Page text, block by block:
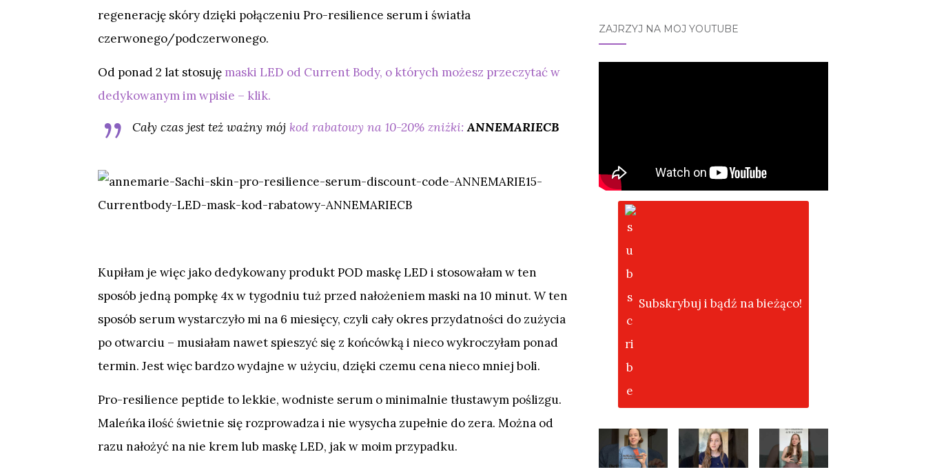
regenerację skóry dzięki połączeniu Pro-resilience serum i światła
czerwonego/podczerwonego.
Od ponad 2 lat stosuję maski LED od Current Body, o których możesz przeczytać w
dedykowanym im wpisie – klik.
Cały czas jest też ważny mój kod rabatowy na 10-20% zniżki:ANNEMARIECB
Kupiłam je więc jako dedykowany produkt POD maskę LED i stosowałam w ten
sposób jedną pompkę 4x w tygodniu tuż przed nałożeniem maski na 10 minut. W ten
sposób serum wystarczyło mi na 6 miesięcy, czyli cały okres przydatności do zużycia
po otwarciu – musiałam nawet spieszyć się z końcówką i nieco wykroczyłam ponad
termin. Jest więc bardzo wydajne w użyciu, dzięki czemu cena nieco mniej boli.
Pro-resilience peptide to lekkie, wodniste serum o minimalnie tłustawym poślizgu.
Maleńka ilość świetnie się rozprowadza i nie wysycha zupełnie do zera. Można od
razu nałożyć na nie krem lub maskę LED, jak w moim przypadku.
ZAJRZYJ NA MÓJ YOUTUBE
Subskrybuj i bądź na bieżąco!